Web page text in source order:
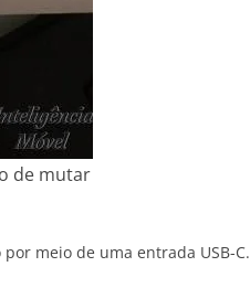
de mutar
meio de uma entrada USB-C.